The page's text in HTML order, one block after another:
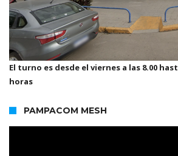
El turno es desde el viernes a las 8.00
horas
PAMPACOM MESH